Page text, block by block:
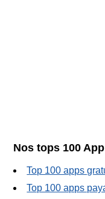
Nos tops 100
Top 100 apps
Top 100 apps